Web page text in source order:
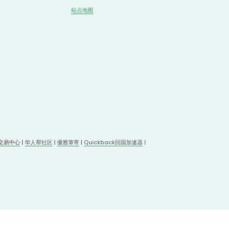
站点地图
易中心 | 华人帮社区 | 優雅筆寄 | Quickback回国加速器 |